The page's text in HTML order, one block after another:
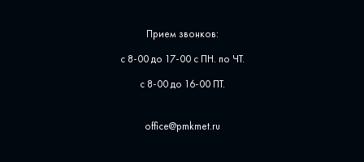
Прием звонков:
с 8-00 до 17-00 с ПН. по ЧТ.
с 8-00 до 16-00 ПТ.
office@pmkmet.ru